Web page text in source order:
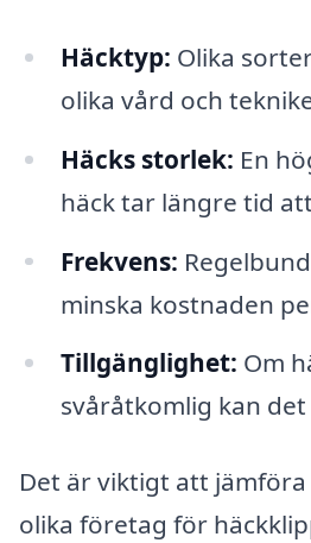
Häcktyp: Olika
olika vård och
Häcks storlek: En
häck tar längre tid
Frekvens:
minska kostnaden
Tillgänglighet: Om
svåråtkomlig kan
Det är viktigt att
olika företag för